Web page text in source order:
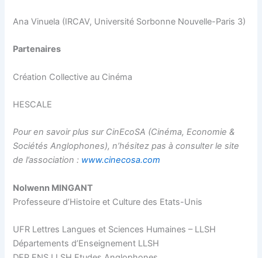
Ana Vinuela (IRCAV, Université Sorbonne Nouvelle-Paris 3)
Partenaires
Création Collective au Cinéma
HESCALE
Pour en savoir plus sur CinEcoSA (Cinéma, Economie &
Sociétés Anglophones), n’hésitez pas à consulter le site
de l’association : www.cinecosa.com
Nolwenn MINGANT
Professeure d’Histoire et Culture des Etats-Unis
UFR Lettres Langues et Sciences Humaines – LLSH
Départements d’Enseignement LLSH